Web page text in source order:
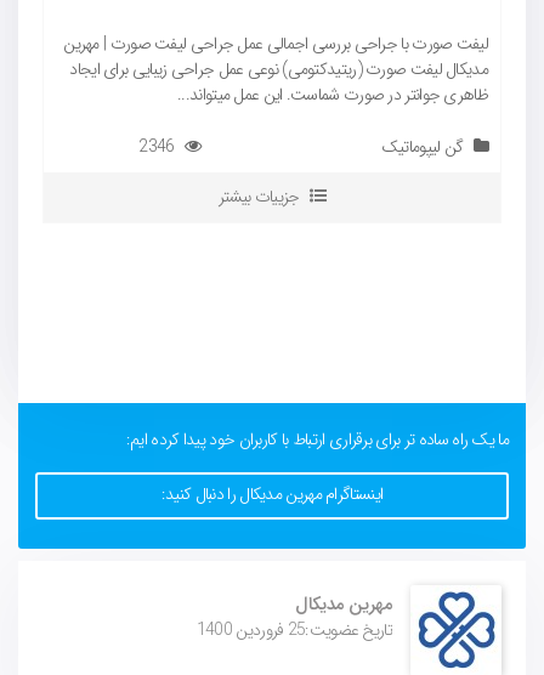
مهرین مدیکال
تاریخ عضویت:25 فروردین 1400
ما یک راه ساده تر برای برقراری ارتباط با کاربران خود پیدا کرده ایم:
اینستاگرام مهرین مدیکال را دنبال کنید:
لیفت صورت با جراحی بررسی اجمالی عمل جراحی لیفت صورت | مهرین
مدیکال لیفت صورت (ریتیدکتومی) نوعی عمل جراحی زیبایی برای ایجاد
ظاهری جوانتر در صورت شماست. این عمل میتواند...
گن لیپوماتیک
جزییات بیشتر